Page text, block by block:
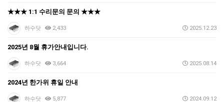
★★★ 1:1 수리문의 문의 ★★★
하수닷 2,433 2025.12.23
2025년 8월 휴가안내입니다.
하수닷 3,664 2025.08.14
2024년 한가위 휴일 안내
하수닷 5,877 2024.09.12